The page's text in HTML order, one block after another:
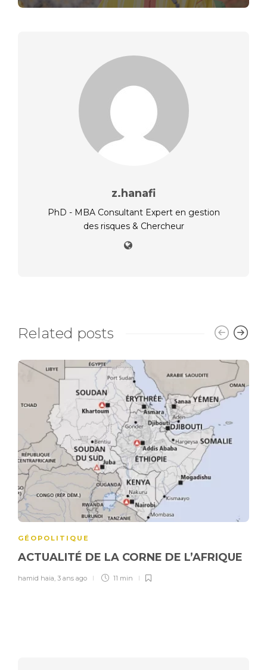
z.hanafi
PhD - MBA Consultant Expert en gestion
des risques & Chercheur
Related posts
GÉOPOLITIQUE
ACTUALITÉ DE LA CORNE DE L’AFRIQUE
hamid haia 3 ans ago 11 min